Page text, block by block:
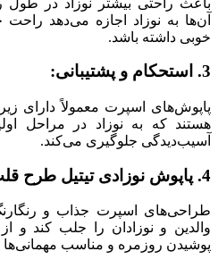
آن‌ها به نوزاد اجازه می‌دهد
خوبی داشته باشد.
3. استحکام و پشتیبانی:
پاپوش‌های اسپرت معمولاً دارای
هستند که به نوزاد در مراحل
آسیب‌دیدگی جلوگیری می‌کند.
4. پاپوش نوزادی تیتیل طرح قلب سبک و طراحی جذاب:
طراحی‌های اسپرت جذاب و
والدین و نوزادان را جلب کند و
پوشیدن روزمره و مناسب